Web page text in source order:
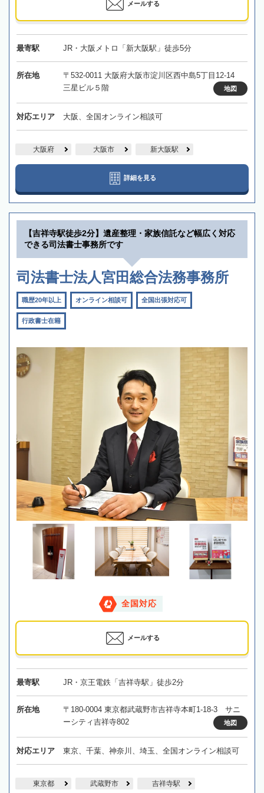
メールする
最寄駅 JR・大阪メトロ「新大阪駅」徒歩5分
所在地
〒532-0011 大阪府大阪市淀川区西中島5丁目12-14
三星ビル５階
地図
対応エリア 大阪、全国オンライン相談可
大阪府 大阪市 新大阪駅
詳細を見る
【吉祥寺駅徒歩2分】遺産整理・家族信託など幅広く対応
できる司法書士事務所です
司法書士法人宮田総合法務事務所
職歴20年以上 オンライン相談可 全国出張対応可
行政書士在籍
全国対応
メールする
最寄駅 JR・京王電鉄「吉祥寺駅」徒歩2分
所在地
〒180-0004 東京都武蔵野市吉祥寺本町1-18-3 サニ
ーシティ吉祥寺802
地図
対応エリア 東京、千葉、神奈川、埼玉、全国オンライン相談可
東京都 武蔵野市 吉祥寺駅